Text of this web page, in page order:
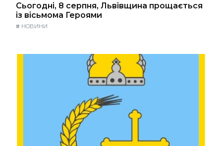
Сьогодні, 8 серпня, Львівщина прощається
із вісьмома Героями
# НОВИНИ